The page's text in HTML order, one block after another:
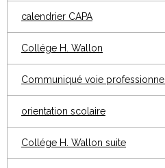
calendrier CAPA
Collége H. Wallon
Communiqué voie professionnel
orientation scolaire
Collége H. Wallon suite